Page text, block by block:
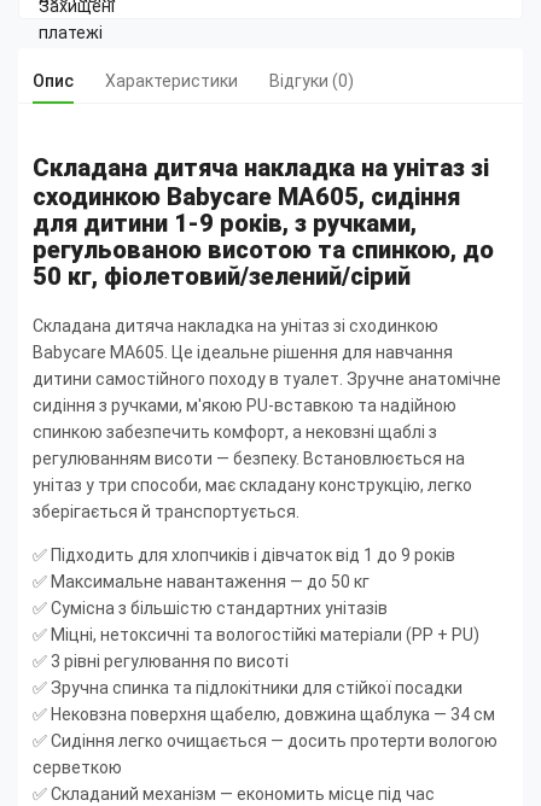
Опис Характеристики Відгуки (0)
Складана дитяча накладка на унітаз зі
сходинкою Babycare MA605, сидіння
для дитини 1-9 років, з ручками,
регульованою висотою та спинкою, до
50 кг, фіолетовий/зелений/сірий
Складана дитяча накладка на унітаз зі сходинкою
Babycare MA605. Це ідеальне рішення для навчання
дитини самостійного походу в туалет. Зручне анатомічне
сидіння з ручками, м'якою PU-вставкою та надійною
спинкою забезпечить комфорт, а нековзні щаблі з
регулюванням висоти — безпеку. Встановлюється на
унітаз у три способи, має складану конструкцію, легко
зберігається й транспортується.
✅ Підходить для хлопчиків і дівчаток від 1 до 9 років
✅ Максимальне навантаження — до 50 кг
✅ Сумісна з більшістю стандартних унітазів
✅ Міцні, нетоксичні та вологостійкі матеріали (PP + PU)
✅ 3 рівні регулювання по висоті
✅ Зручна спинка та підлокітники для стійкої посадки
✅ Нековзна поверхня щабелю, довжина щаблука — 34 см
✅ Сидіння легко очищається — досить протерти вологою
серветкою
✅ Складаний механізм — економить місце під час